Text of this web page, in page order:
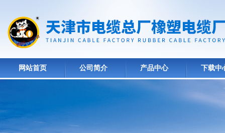
网站首页 公司简介 产品中心 下载中